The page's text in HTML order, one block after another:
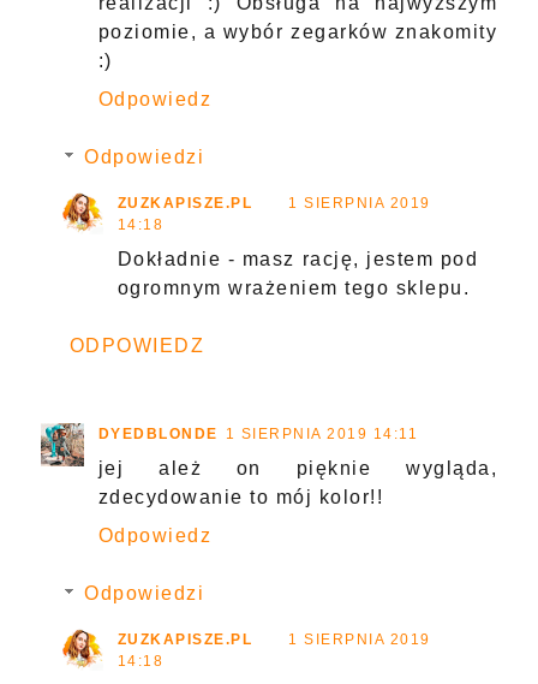
poziomie, a wybór zegarków znakomity
:)
Odpowiedz
Odpowiedzi
ZUZKAPISZE.PL
1 SIERPNIA 2019
14:18
Dokładnie - masz rację, jestem pod
ogromnym wrażeniem tego sklepu.
ODPOWIEDZ
DYEDBLONDE 1 SIERPNIA 2019 14:11
jej ależ on pięknie wygląda,
zdecydowanie to mój kolor!!
Odpowiedz
Odpowiedzi
ZUZKAPISZE.PL
1 SIERPNIA 2019
14:18